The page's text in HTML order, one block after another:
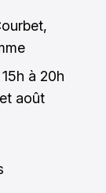
à 20h
août